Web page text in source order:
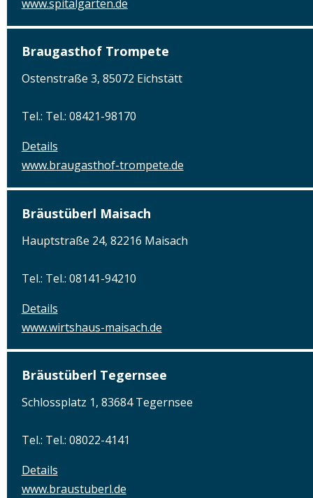
www.spitalgarten.de
Braugasthof Trompete
Ostenstraße 3, 85072 Eichstätt
Tel.: Tel.: 08421-98170
Details
www.braugasthof-trompete.de
Bräustüberl Maisach
Hauptstraße 24, 82216 Maisach
Tel.: Tel.: 08141-94210
Details
www.wirtshaus-maisach.de
Bräustüberl Tegernsee
Schlossplatz 1, 83684 Tegernsee
Tel.: Tel.: 08022-4141
Details
www.braustuberl.de